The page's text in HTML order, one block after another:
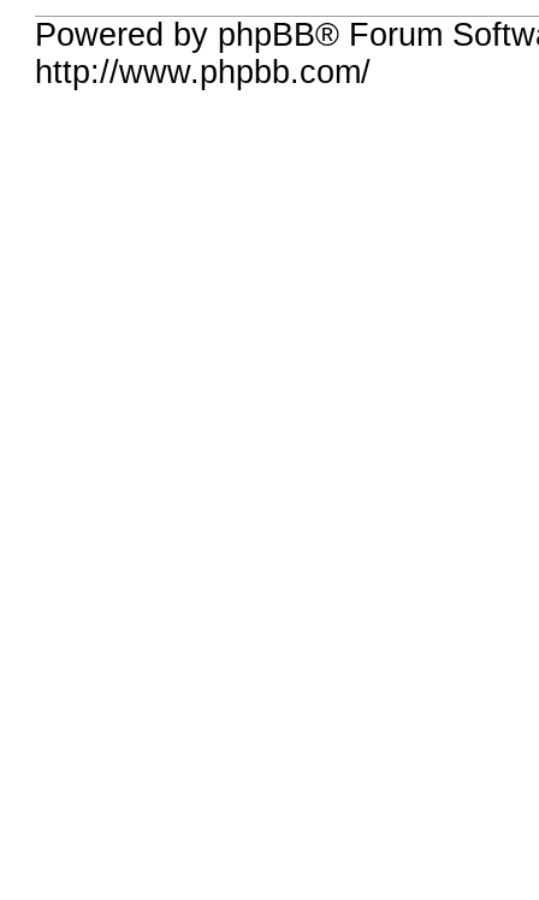
Powered by phpBB® Forum
http://www.phpbb.com/